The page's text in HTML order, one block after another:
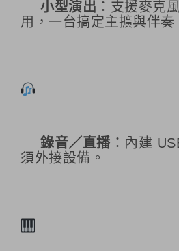
小型演出 ：支援麥克
用，一台搞定主擴與伴奏
錄音／直播 ：內建
須外接設備。